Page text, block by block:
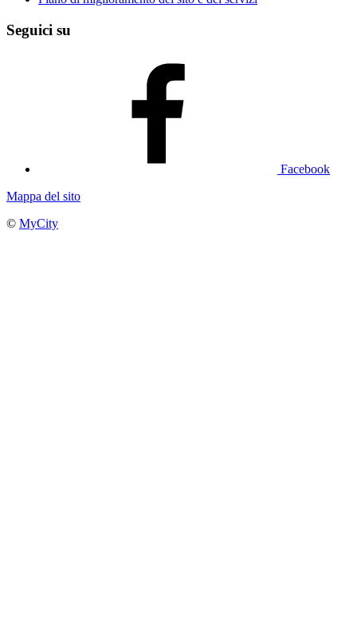
Seguici su
Facebook
Mappa del sito
© MyCity